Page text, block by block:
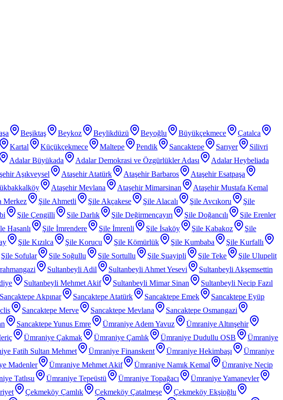
Beşiktaş Beykoz Beylikdüzü Beyoğlu Büyükçekmece
Çatalca
Kartal Küçükçekmece Maltepe Pendik Sancaktepe Sarıyer
Silivri
Adalar Büyükada Adalar Demokrasi ve Özgürlükler Adası
Adalar Heybeliada
Aşıkveysel Ataşehir Atatürk Ataşehir Barbaros
Ataşehir Esatpaşa
Ataşehir Mevlana Ataşehir Mimarsinan
Ataşehir Mustafa Kemal
Merkez Şile Ahmetli Şile Akçakese Şile Alacalı Şile Avcıkoru
Şile
Şile Çengilli Şile Darlık Şile Değirmençayırı Şile Doğancılı
Şile Erenler
Hasanlı Şile İmrendere Şile İmrenli Şile İsaköy Şile Kabakoz
Şile
Şile Kızılca Şile Korucu Şile Kömürlük Şile Kumbaba
Şile Kurfallı
Şile Sofular Şile Soğullu Şile Sortullu Şile Şuayipli Şile Teke
Şile Ulupelit
Sultanbeyli Adil Sultanbeyli Ahmet Yesevi
Sultanbeyli Akşemsettin
Sultanbeyli Mehmet Akif Sultanbeyli Mimar Sinan
Sultanbeyli Necip Fazıl
Sancaktepe Akpınar Sancaktepe Atatürk Sancaktepe Emek
Sancaktepe Eyüp
Sancaktepe Merve Sancaktepe Mevlana
Sancaktepe Osmangazi
Sancaktepe Yunus Emre Ümraniye Adem Yavuz
Ümraniye Altınşehir
Ümraniye Çakmak Ümraniye Çamlık Ümraniye Dudullu OSB
Ümraniye
Fatih Sultan Mehmet Ümraniye Finanskent Ümraniye Hekimbaşı
Ümraniye
Madenler Ümraniye Mehmet Akif Ümraniye Namık Kemal
Ümraniye Necip
Tatlısu Ümraniye Tepeüstü Ümraniye Topağacı
Ümraniye Yamanevler
Çekmeköy Çamlık Çekmeköy Çatalmeşe
Çekmeköy Ekşioğlu